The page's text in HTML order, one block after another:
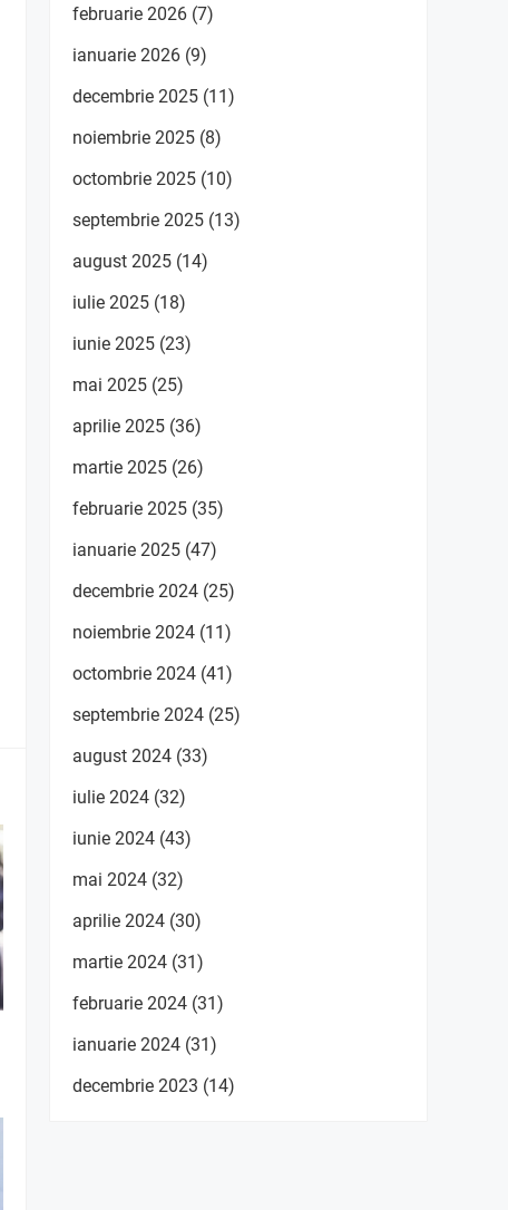
februarie 2026 (7)
ianuarie 2026 (9)
decembrie 2025 (11)
noiembrie 2025 (8)
octombrie 2025 (10)
septembrie 2025 (13)
august 2025 (14)
iulie 2025 (18)
iunie 2025 (23)
mai 2025 (25)
aprilie 2025 (36)
martie 2025 (26)
februarie 2025 (35)
ianuarie 2025 (47)
decembrie 2024 (25)
noiembrie 2024 (11)
octombrie 2024 (41)
septembrie 2024 (25)
august 2024 (33)
iulie 2024 (32)
iunie 2024 (43)
mai 2024 (32)
aprilie 2024 (30)
martie 2024 (31)
februarie 2024 (31)
ianuarie 2024 (31)
decembrie 2023 (14)